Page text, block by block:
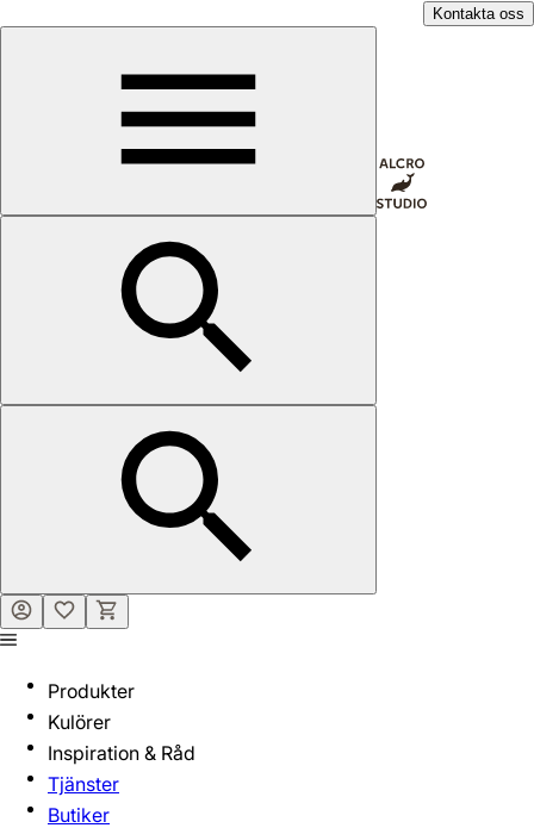
Kontakta oss
Produkter
Kulörer
Inspiration & Råd
Tjänster
Butiker